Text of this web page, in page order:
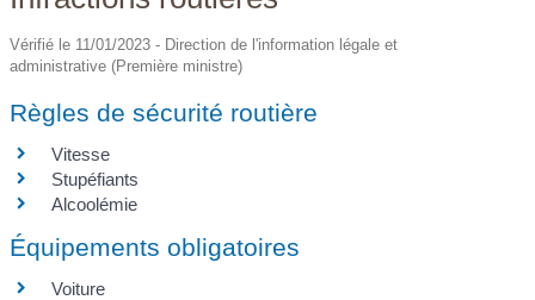
Vérifié le 11/01/2023 - Direction de l'information légale et
administrative (Première ministre)
Règles de sécurité routière
Vitesse
Stupéfiants
Alcoolémie
Équipements obligatoires
Voiture